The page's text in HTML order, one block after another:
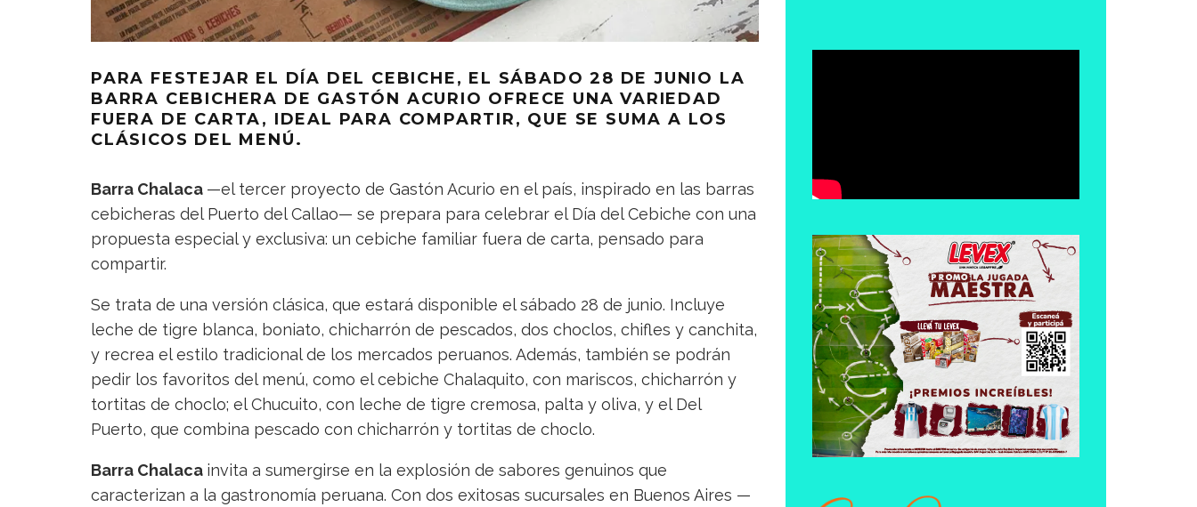
PARA FESTEJAR EL DÍA DEL CEBICHE, EL SÁBADO 28 DE JUNIO LA
BARRA CEBICHERA DE GASTÓN ACURIO OFRECE UNA VARIEDAD
FUERA DE CARTA, IDEAL PARA COMPARTIR, QUE SE SUMA A LOS
CLÁSICOS DEL MENÚ.
Barra Chalaca —el tercer proyecto de Gastón Acurio en el país, inspirado en las barras
cebicheras del Puerto del Callao— se prepara para celebrar el Día del Cebiche con una
propuesta especial y exclusiva: un cebiche familiar fuera de carta, pensado para
compartir.
Se trata de una versión clásica, que estará disponible el sábado 28 de junio. Incluye
leche de tigre blanca, boniato, chicharrón de pescados, dos choclos, chifles y canchita,
y recrea el estilo tradicional de los mercados peruanos. Además, también se podrán
pedir los favoritos del menú, como el cebiche Chalaquito, con mariscos, chicharrón y
tortitas de choclo; el Chucuito, con leche de tigre cremosa, palta y oliva, y el Del
Puerto, que combina pescado con chicharrón y tortitas de choclo.
Barra Chalaca invita a sumergirse en la explosión de sabores genuinos que
caracterizan a la gastronomía peruana. Con dos exitosas sucursales en Buenos Aires —